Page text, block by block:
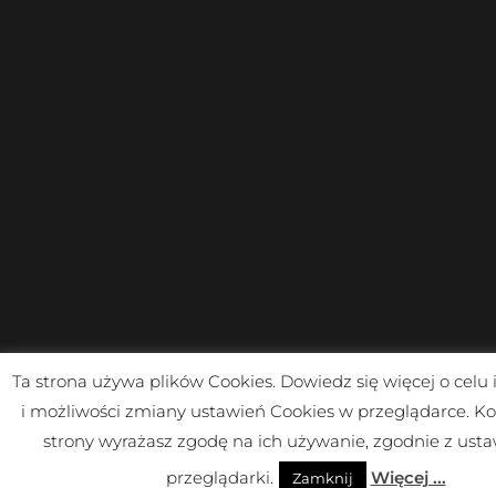
Ta strona używa plików Cookies. Dowiedz się więcej o celu
i możliwości zmiany ustawień Cookies w przeglądarce.
strony wyrażasz zgodę na ich używanie, zgodnie z
przeglądarki.
Zamknij Więcej ...